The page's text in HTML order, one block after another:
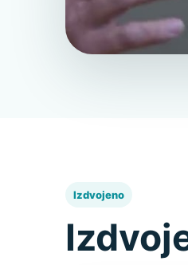
Izdvojeno